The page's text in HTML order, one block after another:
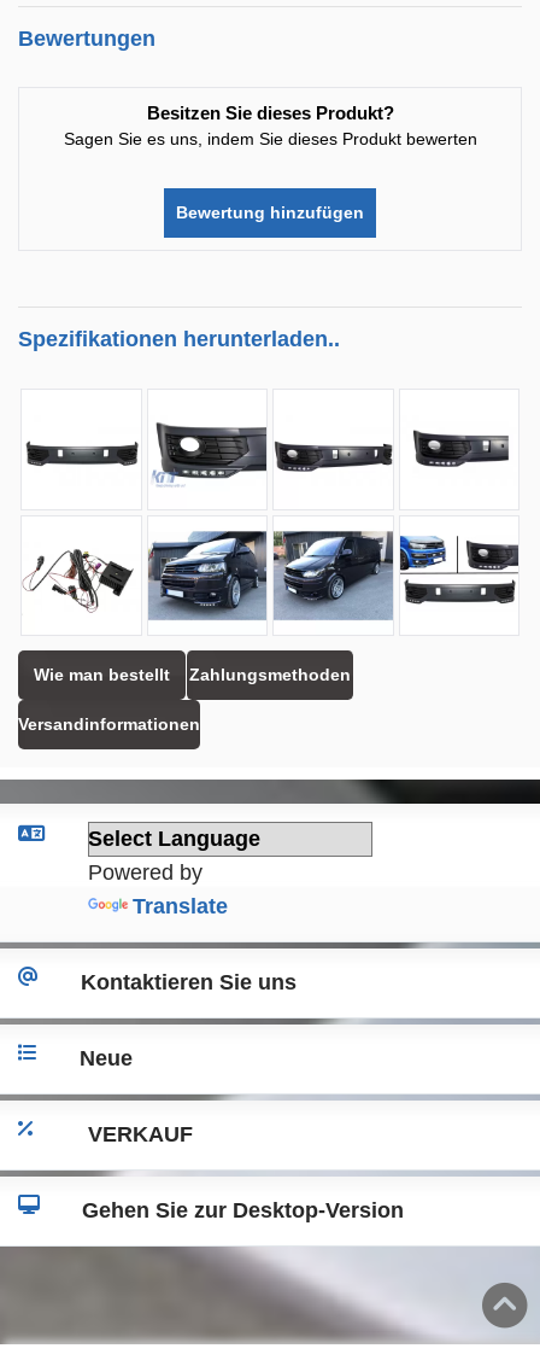
Bewertungen
Besitzen Sie dieses Produkt?
Sagen Sie es uns, indem Sie dieses Produkt bewerten
Bewertung hinzufügen
Spezifikationen herunterladen..
Wie man bestellt Zahlungsmethoden
Versandinformationen
Powered by
Translate
Kontaktieren Sie uns
Neue
VERKAUF
Gehen Sie zur Desktop-Version